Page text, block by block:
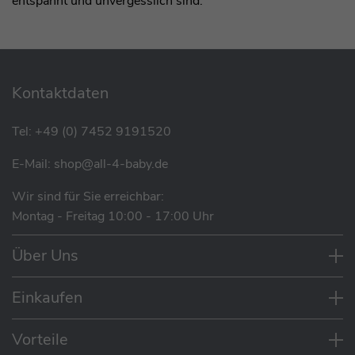
Kontaktdaten
Tel: +49 (0) 7452 9191520
E-Mail: shop@all-4-baby.de
Wir sind für Sie erreichbar:
Montag - Freitag 10:00 - 17:00 Uhr
Über Uns
Einkaufen
Vorteile